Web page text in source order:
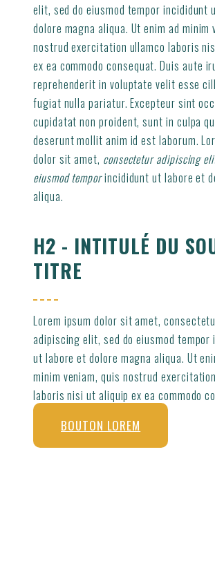
elit, sed do eiusmod tempor incididunt
dolore magna aliqua. Ut enim ad minim
nostrud exercitation ullamco laboris
ex ea commodo consequat. Duis aute
reprehenderit in voluptate velit esse
fugiat nulla pariatur. Excepteur sint
cupidatat non proident, sunt in culpa
deserunt mollit anim id est laborum.
dolor sit amet, consectetur adipiscing
eiusmod temporincididunt ut labore et
aliqua.
H2 - INTITULÉ DU
TITRE
Lorem ipsum dolor sit amet,
adipiscing elit, sed do eiusmod tempor
ut labore et dolore magna aliqua. Ut
minim veniam, quis nostrud
laboris nisi ut aliquip ex ea commodo
BOUTON LOREM